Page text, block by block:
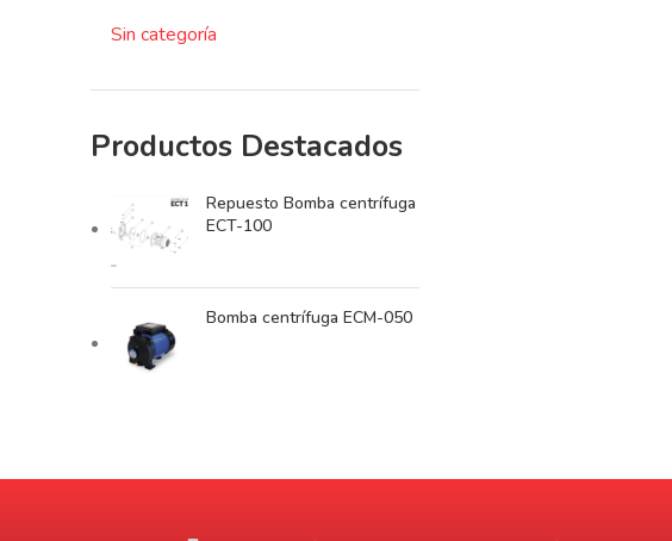
Sin categoría
Productos Destacados
Repuesto Bomba centrífuga
ECT-100
Bomba centrífuga ECM-050